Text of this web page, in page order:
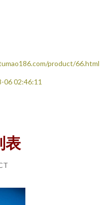
product/66.html
06 02:46:11
表